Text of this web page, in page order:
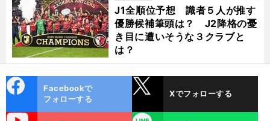
J1全順位予想 識者５人が推す
優勝候補筆頭は？ J2降格の憂
き目に遭いそうな３クラブと
は？
ok
Facebookで
フォローする
Xでフォローする